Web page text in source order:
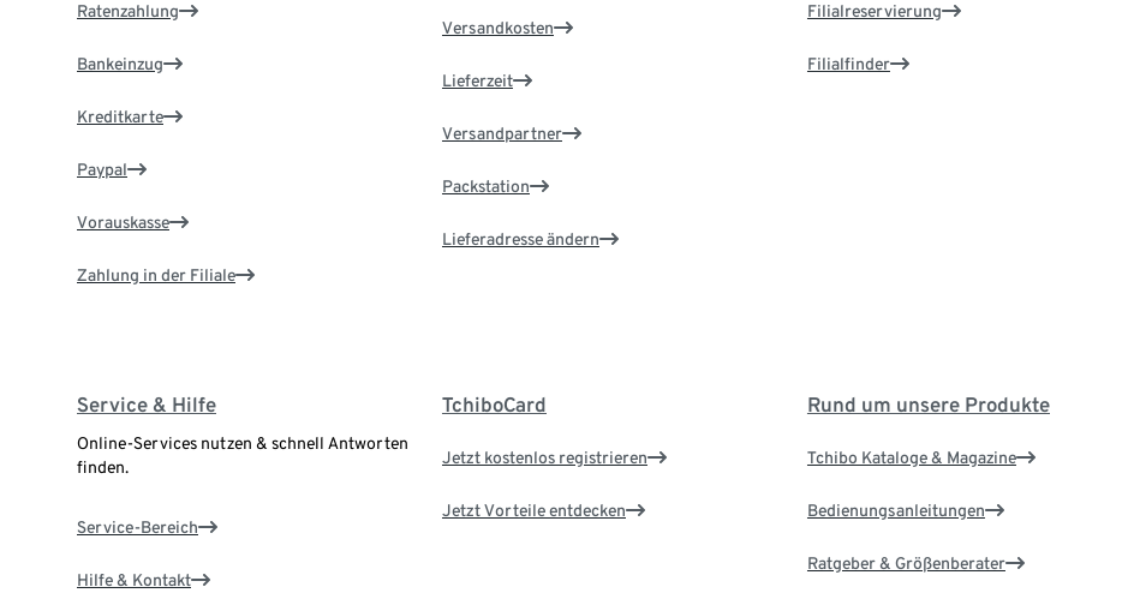
Ratenzahlung
Bankeinzug
Kreditkarte
Paypal
Vorauskasse
Zahlung in der Filiale
Versandkosten
Lieferzeit
Versandpartner
Packstation
Lieferadresse ändern
Filialreservierung
Filialfinder
Service & Hilfe
Online-Services nutzen & schnell Antworten
finden.
Service-Bereich
Hilfe & Kontakt
TchiboCard
Jetzt kostenlos registrieren
Jetzt Vorteile entdecken
Rund um unsere Produkte
Tchibo Kataloge & Magazine
Bedienungsanleitungen
Ratgeber & Größenberater